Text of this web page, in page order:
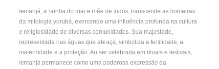
Iemanjá, a rainha do mar e mãe de todos, transcende as fronteiras
da mitologia yorubá, exercendo uma influência profunda na cultura
e religiosidade de diversas comunidades. Sua majestade,
representada nas águas que abraça, simboliza a fertilidade, a
maternidade e a proteção. Ao ser celebrada em rituais e festivais,
Iemanjá permanece como uma poderosa expressão da